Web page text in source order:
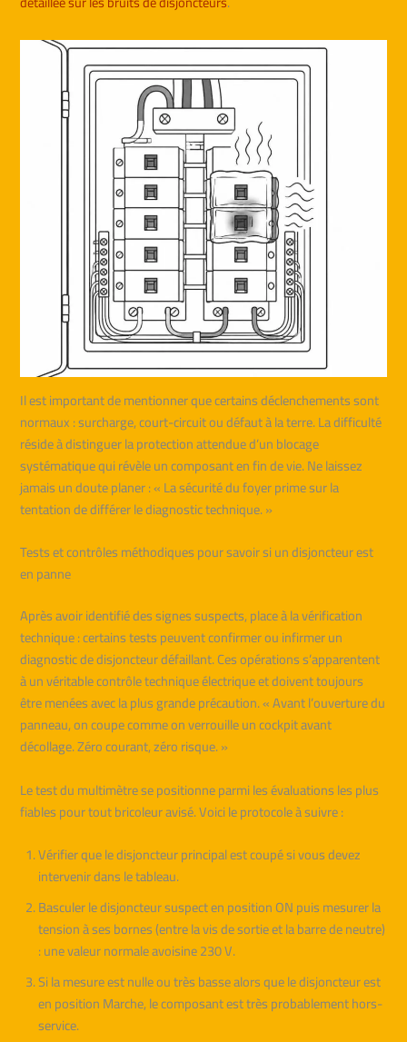
Il est important de mentionner que certains déclenchements sont
normaux : surcharge, court-circuit ou défaut à la terre. La difficulté
réside à distinguer la protection attendue d’un blocage
systématique qui révèle un composant en fin de vie. Ne laissez
jamais un doute planer : « La sécurité du foyer prime sur la
tentation de différer le diagnostic technique. »
Tests et contrôles méthodiques pour savoir si un disjoncteur est
en panne
Après avoir identifié des signes suspects, place à la vérification
technique : certains tests peuvent confirmer ou infirmer un
diagnostic de disjoncteur défaillant. Ces opérations s’apparentent
à un véritable contrôle technique électrique et doivent toujours
être menées avec la plus grande précaution. « Avant l’ouverture du
panneau, on coupe comme on verrouille un cockpit avant
décollage. Zéro courant, zéro risque. »
Le test du multimètre se positionne parmi les évaluations les plus
fiables pour tout bricoleur avisé. Voici le protocole à suivre :
Vérifier que le disjoncteur principal est coupé si vous devez
intervenir dans le tableau.
Basculer le disjoncteur suspect en position ON puis mesurer la
tension à ses bornes (entre la vis de sortie et la barre de neutre)
: une valeur normale avoisine 230 V.
Si la mesure est nulle ou très basse alors que le disjoncteur est
en position Marche, le composant est très probablement hors-
service.